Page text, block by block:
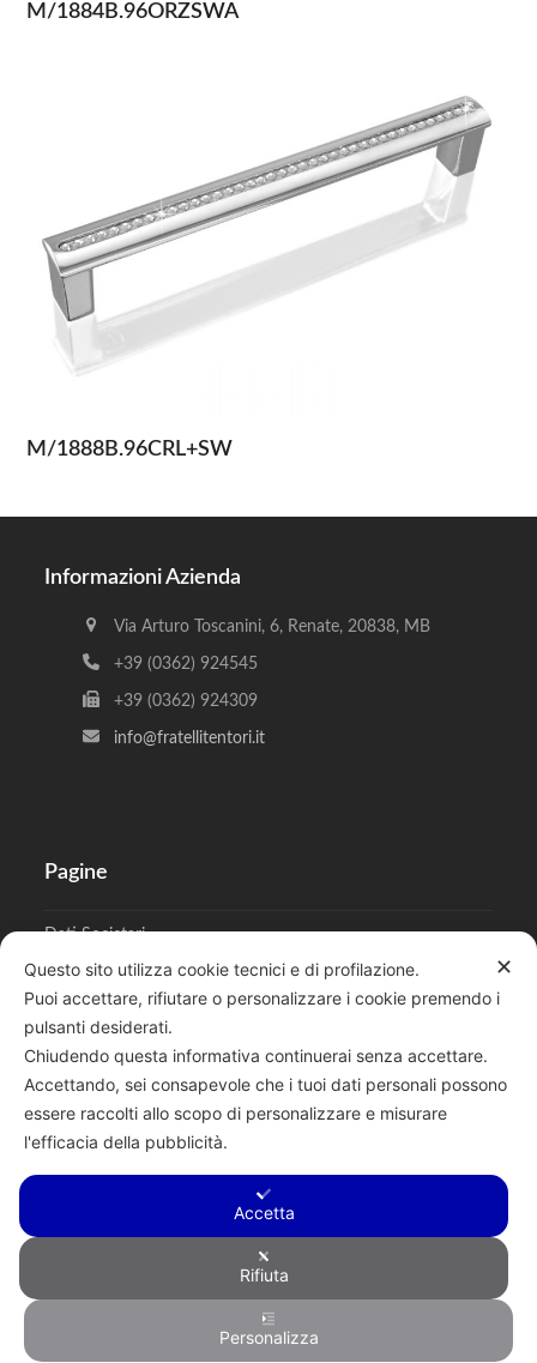
M/1884B.96ORZSWA
M/1888B.96CRL+SW
Informazioni Azienda
Via Arturo Toscanini, 6, Renate, 20838, MB
+39 (0362) 924545
+39 (0362) 924309
info@fratellitentori.it
Pagine
Dati Societari
Regolamento Privacy
Copyright © 2026 F.lli Tentori di Enrico Tentori & C. SAS - Via A.
Toscanini, 6, RENATE, 20838, MB - P.I. 00882950967 - R.E.A.
✕
Questo sito utilizza cookie tecnici e di profilazione.
Puoi accettare, rifiutare o personalizzare i cookie premendo i
pulsanti desiderati.
Chiudendo questa informativa continuerai senza accettare.
Accettando, sei consapevole che i tuoi dati personali possono
essere raccolti allo scopo di personalizzare e misurare
l'efficacia della pubblicità.
Accetta
Rifiuta
Personalizza